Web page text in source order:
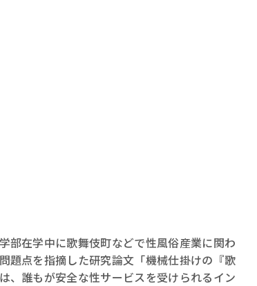
部在学中に歌舞伎町などで性風俗産業に関わ
題点を指摘した研究論文「機械仕掛けの『歌
、誰もが安全な性サービスを受けられるイン